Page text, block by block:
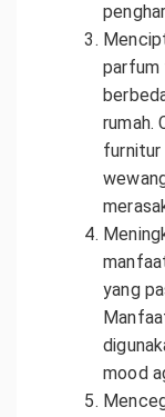
parfum
rumah.
furnitur
yang
mood